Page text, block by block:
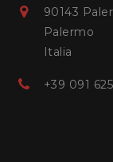
90143
Palermo
Italia
+39 091